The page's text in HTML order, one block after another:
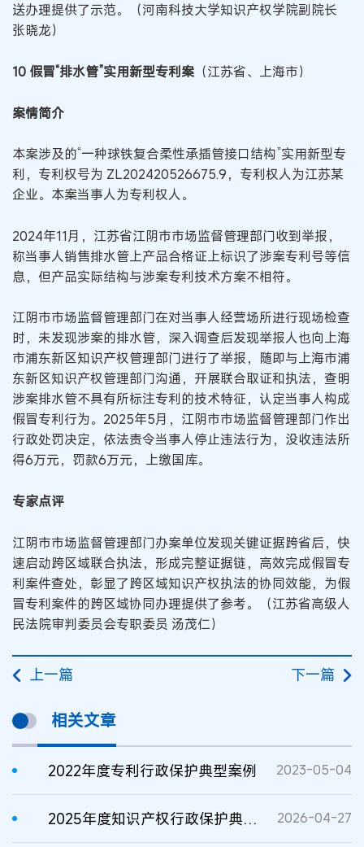
送办理提供了示范。（河南科技大学知识产权学院副院长
张晓龙）
10 假冒“排水管”实用新型专利案 （江苏省、上海市）
案情简介
本案涉及的“一种球铁复合柔性承插管接口结构”实用新型专
利，专利权号为 ZL202420526675.9，专利权人为江苏某
企业。本案当事人为专利权人。
2024年11月，江苏省江阴市市场监督管理部门收到举报，
称当事人销售排水管上产品合格证上标识了涉案专利号等信
息，但产品实际结构与涉案专利技术方案不相符。
江阴市市场监督管理部门在对当事人经营场所进行现场检查
时，未发现涉案的排水管，深入调查后发现举报人也向上海
市浦东新区知识产权管理部门进行了举报，随即与上海市浦
东新区知识产权管理部门沟通，开展联合取证和执法，查明
涉案排水管不具有所标注专利的技术特征，认定当事人构成
假冒专利行为。2025年5月，江阴市市场监督管理部门作出
行政处罚决定，依法责令当事人停止违法行为，没收违法所
得6万元，罚款6万元，上缴国库。
专家点评
江阴市市场监督管理部门办案单位发现关键证据跨省后，快
速启动跨区域联合执法，形成完整证据链，高效完成假冒专
利案件查处，彰显了跨区域知识产权执法的协同效能，为假
冒专利案件的跨区域协同办理提供了参考。（江苏省高级人
民法院审判委员会专职委员 汤茂仁）
上一篇 下一篇
相关文章
2022年度专利行政保护典型案例 2023-05-04
2025年度知识产权行政保护典型案例发布 2026-04-27